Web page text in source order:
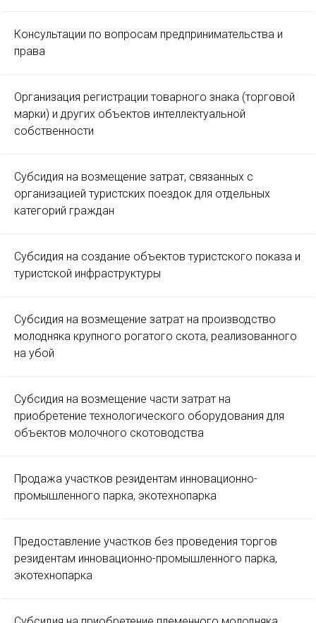
Консультации по вопросам предпринимательства и
права
Организация регистрации товарного знака (торговой
марки) и других объектов интеллектуальной
собственности
Субсидия на возмещение затрат, связанных с
организацией туристских поездок для отдельных
категорий граждан
Субсидия на создание объектов туристского показа и
туристской инфраструктуры
Субсидия на возмещение затрат на производство
молодняка крупного рогатого скота, реализованного
на убой
Субсидия на возмещение части затрат на
приобретение технологического оборудования для
объектов молочного скотоводства
Продажа участков резидентам инновационно-
промышленного парка, экотехнопарка
Предоставление участков без проведения торгов
резидентам инновационно-промышленного парка,
экотехнопарка